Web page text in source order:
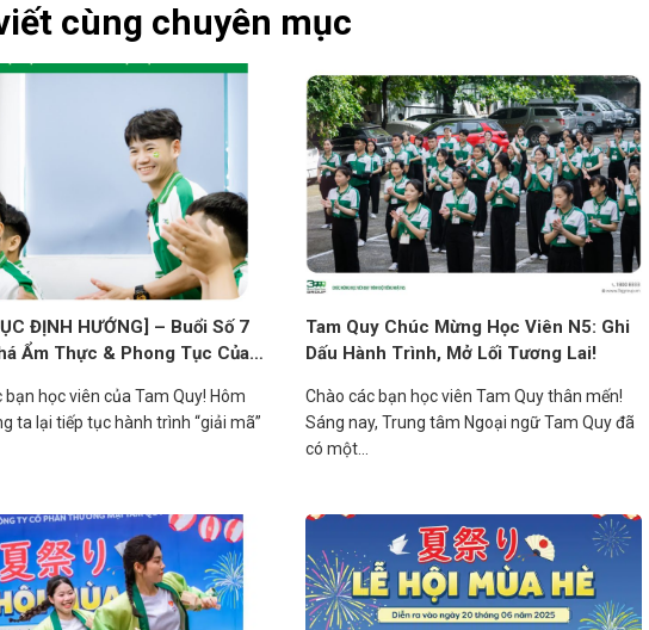
cùng chuyên mục
ĐỊNH HƯỚNG] – Buổi Số 7
Ẩm Thực & Phong Tục Của
bạn học viên của Tam Quy! Hôm
ta lại tiếp tục hành trình “giải mã”
Tam Quy Chúc Mừng Học Viên N5: Ghi
Dấu Hành Trình, Mở Lối Tương Lai!
Chào các bạn học viên Tam Quy thân mến!
Sáng nay, Trung tâm Ngoại ngữ Tam Quy đã
có một...